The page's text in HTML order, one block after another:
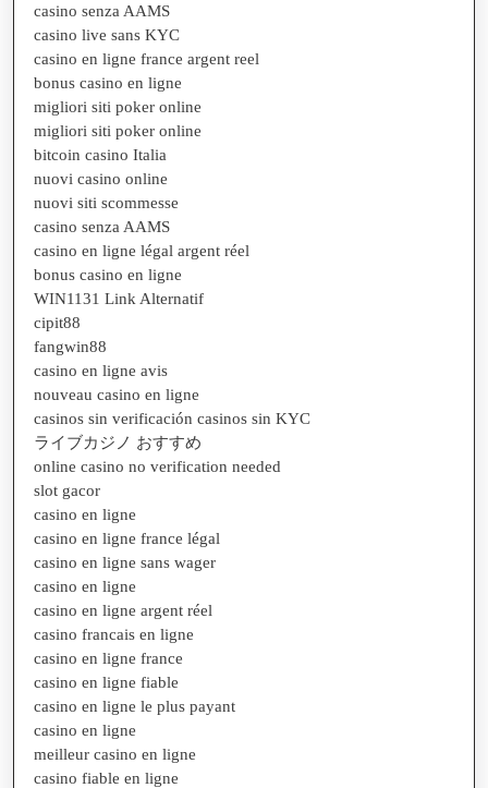
casino senza AAMS
casino live sans KYC
casino en ligne france argent reel
bonus casino en ligne
migliori siti poker online
migliori siti poker online
bitcoin casino Italia
nuovi casino online
nuovi siti scommesse
casino senza AAMS
casino en ligne légal argent réel
bonus casino en ligne
WIN1131 Link Alternatif
cipit88
fangwin88
casino en ligne avis
nouveau casino en ligne
casinos sin verificación casinos sin KYC
ライブカジノ おすすめ
online casino no verification needed
slot gacor
casino en ligne
casino en ligne france légal
casino en ligne sans wager
casino en ligne
casino en ligne argent réel
casino francais en ligne
casino en ligne france
casino en ligne fiable
casino en ligne le plus payant
casino en ligne
meilleur casino en ligne
casino fiable en ligne